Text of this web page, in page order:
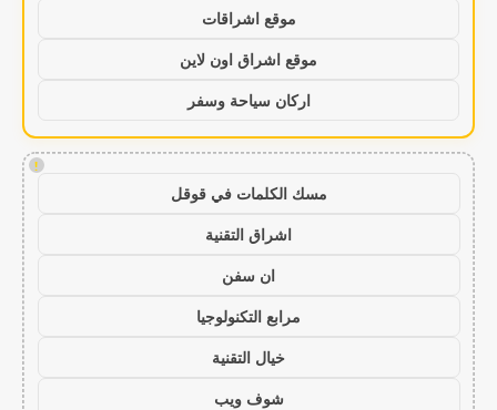
موقع اشراقات
موقع اشراق اون لاين
اركان سياحة وسفر
!
مسك الكلمات في قوقل
اشراق التقنية
ان سفن
مرابع التكنولوجيا
خيال التقنية
شوف ويب